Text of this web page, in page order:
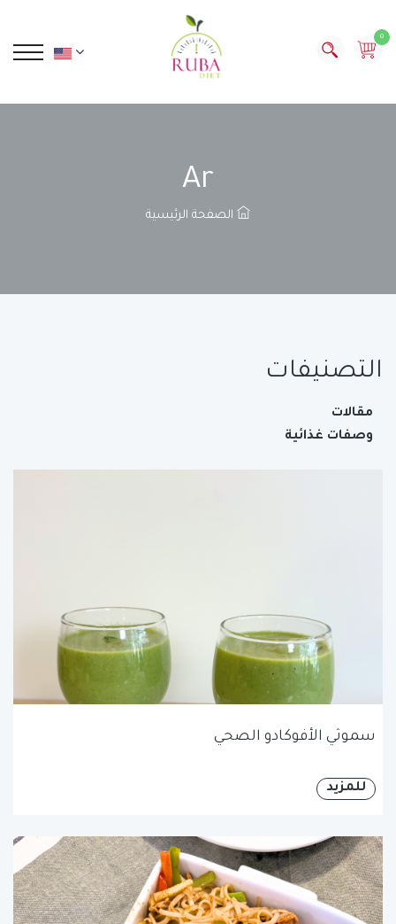
0
Ar
الصفحة الرئيسية
التصنيفات
مقالات
وصفات غذائية
سموثي الأفوكادو الصحي
للمزيد